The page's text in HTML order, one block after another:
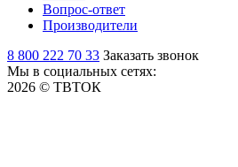
Вопрос-ответ
Производители
8 800 222 70 33 Заказать звонок
Мы в социальных сетях:
2026 © ТВТОК